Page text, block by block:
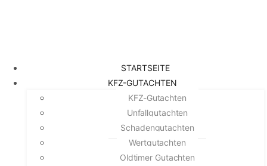
STARTSEITE
KFZ-GUTACHTEN
KFZ-Gutachten
Unfallgutachten
Schadengutachten
Wertgutachten
Oldtimer Gutachten